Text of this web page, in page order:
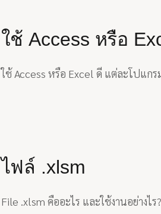
ใช้ Access หรือ
ใช้ Access หรือ Excel ดี แต่ละโปแก
ไฟล์ .xlsm
File .xlsm คืออะไร และใช้งานอย่างไร?